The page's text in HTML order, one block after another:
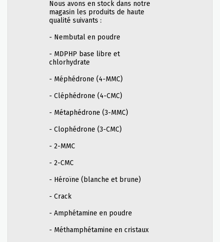
Nous avons en stock dans notre
magasin les produits de haute
qualité suivants :
- Nembutal en poudre
- MDPHP base libre et
chlorhydrate
- Méphédrone (4-MMC)
- Cléphédrone (4-CMC)
- Métaphédrone (3-MMC)
- Clophédrone (3-CMC)
- 2-MMC
- 2-CMC
- Héroïne (blanche et brune)
- Crack
- Amphétamine en poudre
- Méthamphétamine en cristaux